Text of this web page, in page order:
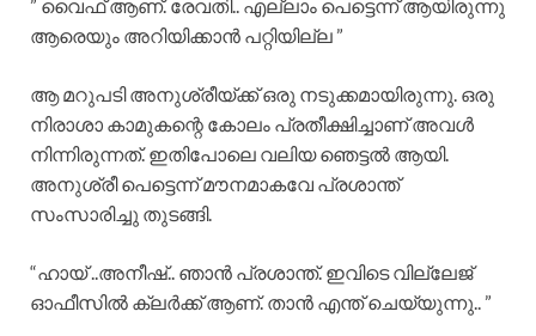
” വൈഫ്‌ ആണ്. രേവതി.. എല്ലാം പെട്ടെന്ന് ആയിരുന്നു
ആരെയും അറിയിക്കാൻ പറ്റിയില്ല ”
ആ മറുപടി അനുശ്രീയ്ക്ക് ഒരു നടുക്കമായിരുന്നു. ഒരു
നിരാശാ കാമുകന്റെ കോലം പ്രതീക്ഷിച്ചാണ് അവൾ
നിന്നിരുന്നത്. ഇതിപോലെ വലിയ ഞെട്ടൽ ആയി.
അനുശ്രീ പെട്ടെന്ന് മൗനമാകവേ പ്രശാന്ത്
സംസാരിച്ചു തുടങ്ങി.
“ഹായ് ..അനീഷ്.. ഞാൻ പ്രശാന്ത്. ഇവിടെ വില്ലേജ്
ഓഫീസിൽ ക്ലർക്ക് ആണ്. താൻ എന്ത് ചെയ്യുന്നു.. ”